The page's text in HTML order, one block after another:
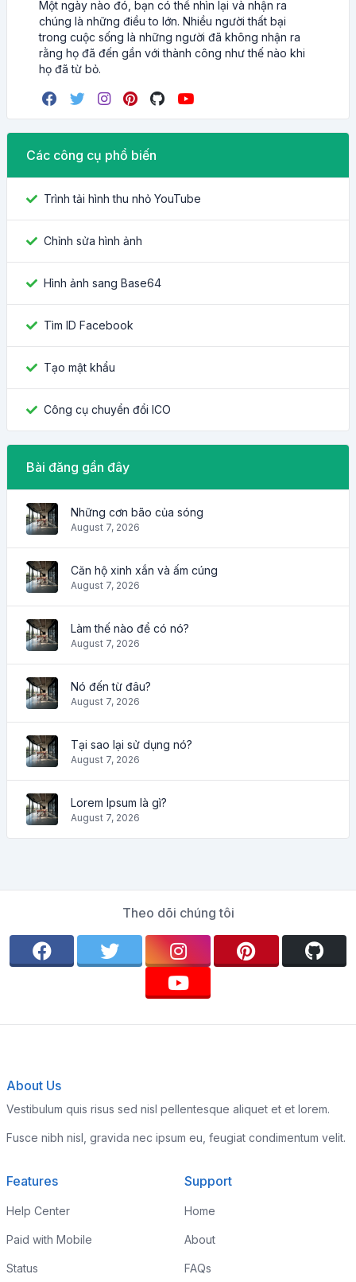
Một ngày nào đó, bạn có thể nhìn lại và nhận ra
chúng là những điều to lớn. Nhiều người thất bại
trong cuộc sống là những người đã không nhận ra
rằng họ đã đến gần với thành công như thế nào khi
họ đã từ bỏ.
Các công cụ phổ biến
Trình tải hình thu nhỏ YouTube
Chỉnh sửa hình ảnh
Hình ảnh sang Base64
Tìm ID Facebook
Tạo mật khẩu
Công cụ chuyển đổi ICO
Bài đăng gần đây
Những cơn bão của sóng
August 7, 2026
Căn hộ xinh xắn và ấm cúng
August 7, 2026
Làm thế nào để có nó?
August 7, 2026
Nó đến từ đâu?
August 7, 2026
Tại sao lại sử dụng nó?
August 7, 2026
Lorem Ipsum là gì?
August 7, 2026
Theo dõi chúng tôi
About Us
Vestibulum quis risus sed nisl pellentesque aliquet et et lorem.
Fusce nibh nisl, gravida nec ipsum eu, feugiat condimentum velit.
Features
Help Center
Paid with Mobile
Status
Support
Home
About
FAQs